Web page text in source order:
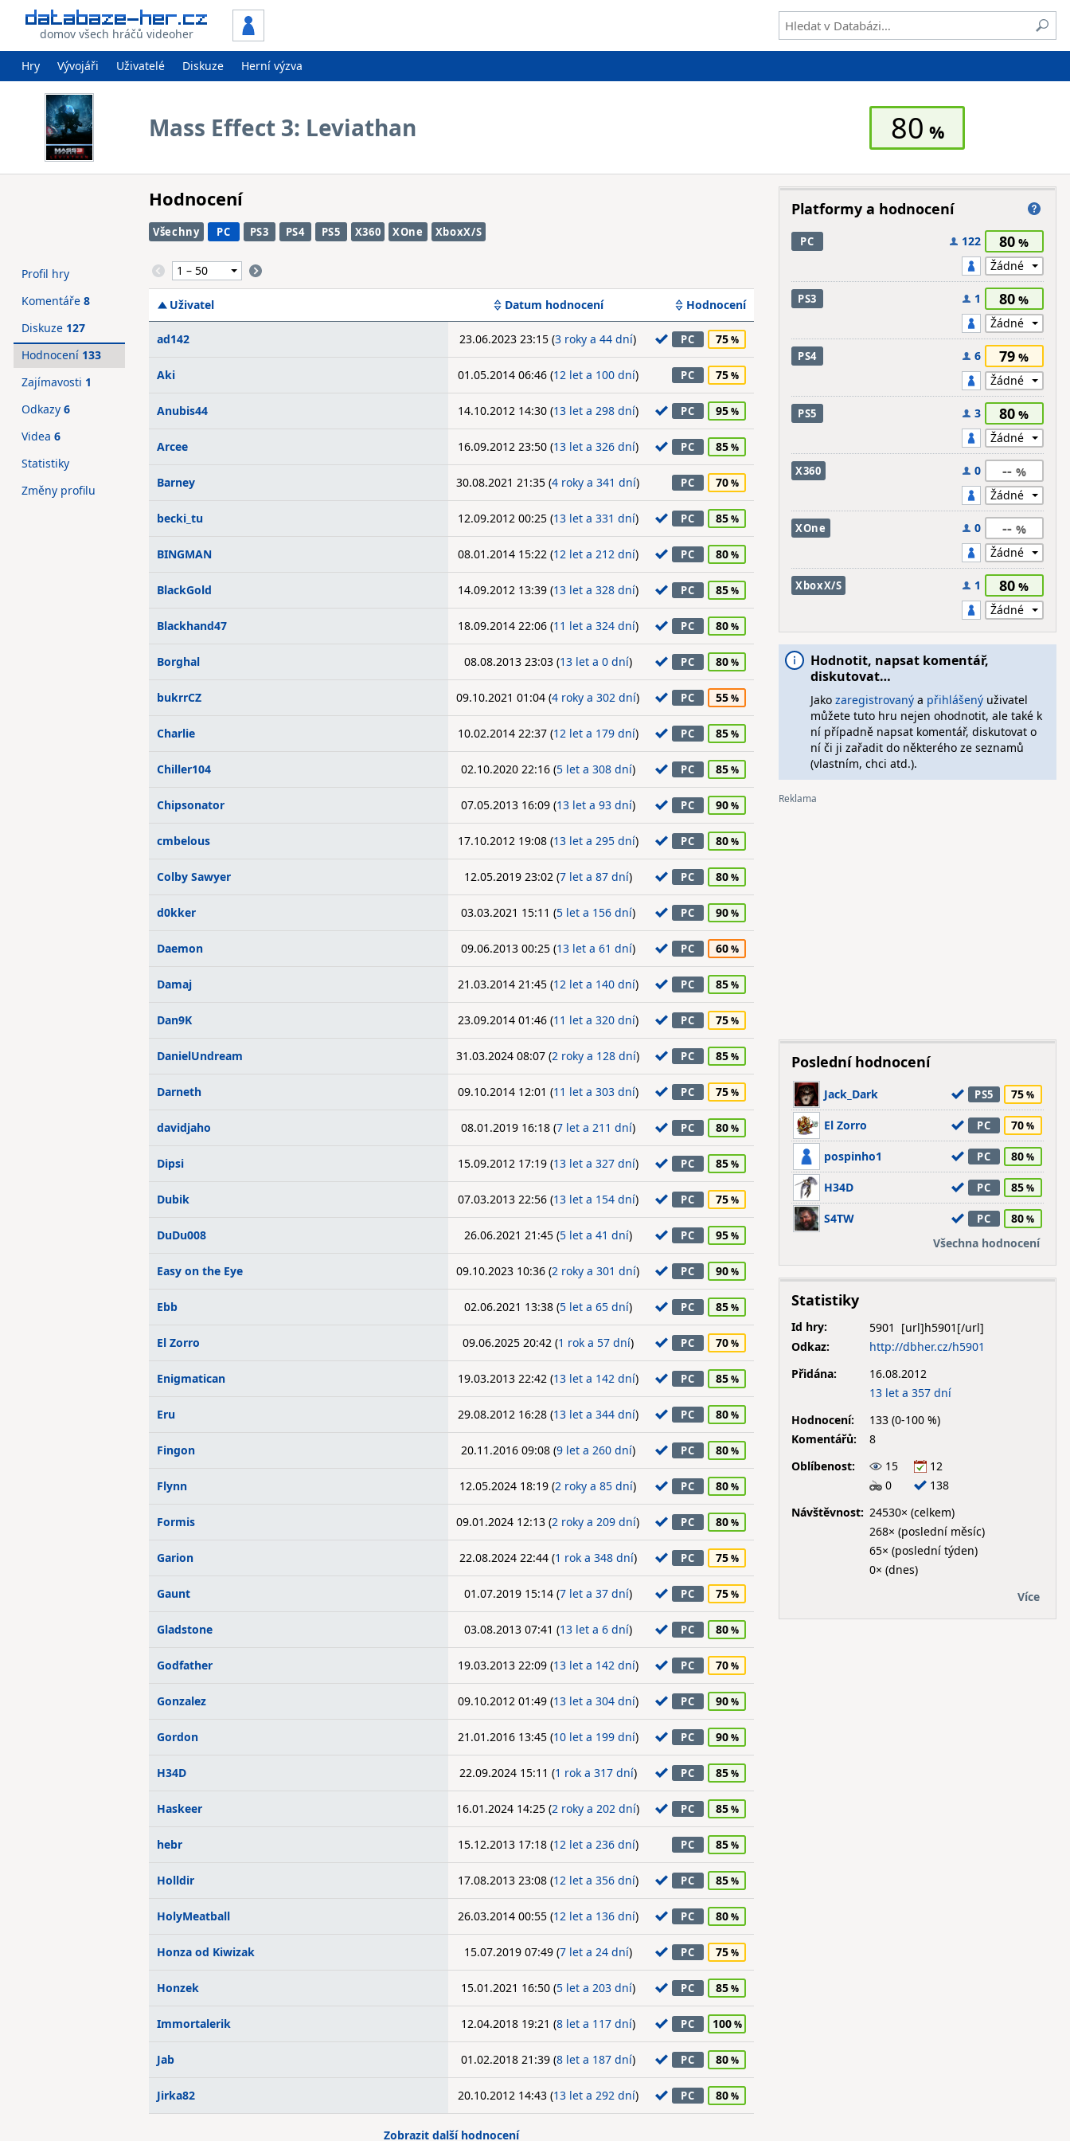
domov všech hráčů videoher
Hry Vývojáři Uživatelé Diskuze Herní výzva
Mass Effect 3: Leviathan 80
Hodnocení
Všechny PC PS3 PS4 PS5 X360 XOne XboxX/S
Uživatel Datum hodnocení Hodnocení
ad142 23.06.2023 23:15 (3 roky a 44 dní) PC 75
Aki 01.05.2014 06:46 (12 let a 100 dní) PC 75
Anubis44 14.10.2012 14:30 (13 let a 298 dní) PC 95
Arcee 16.09.2012 23:50 (13 let a 326 dní) PC 85
Barney 30.08.2021 21:35 (4 roky a 341 dní) PC 70
becki_tu 12.09.2012 00:25 (13 let a 331 dní) PC 85
BINGMAN 08.01.2014 15:22 (12 let a 212 dní) PC 80
BlackGold 14.09.2012 13:39 (13 let a 328 dní) PC 85
Blackhand47 18.09.2014 22:06 (11 let a 324 dní) PC 80
Borghal 08.08.2013 23:03 (13 let a 0 dní) PC 80
bukrrCZ 09.10.2021 01:04 (4 roky a 302 dní) PC 55
Charlie 10.02.2014 22:37 (12 let a 179 dní) PC 85
Chiller104 02.10.2020 22:16 (5 let a 308 dní) PC 85
Chipsonator 07.05.2013 16:09 (13 let a 93 dní) PC 90
cmbelous 17.10.2012 19:08 (13 let a 295 dní) PC 80
Colby Sawyer 12.05.2019 23:02 (7 let a 87 dní) PC 80
d0kker 03.03.2021 15:11 (5 let a 156 dní) PC 90
Daemon 09.06.2013 00:25 (13 let a 61 dní) PC 60
Damaj 21.03.2014 21:45 (12 let a 140 dní) PC 85
Dan9K 23.09.2014 01:46 (11 let a 320 dní) PC 75
DanielUndream 31.03.2024 08:07 (2 roky a 128 dní) PC 85
Darneth 09.10.2014 12:01 (11 let a 303 dní) PC 75
davidjaho 08.01.2019 16:18 (7 let a 211 dní) PC 80
Dipsi 15.09.2012 17:19 (13 let a 327 dní) PC 85
Dubik 07.03.2013 22:56 (13 let a 154 dní) PC 75
DuDu008 26.06.2021 21:45 (5 let a 41 dní) PC 95
Easy on the Eye 09.10.2023 10:36 (2 roky a 301 dní) PC 90
Ebb 02.06.2021 13:38 (5 let a 65 dní) PC 85
El Zorro 09.06.2025 20:42 (1 rok a 57 dní) PC 70
Enigmatican 19.03.2013 22:42 (13 let a 142 dní) PC 85
Eru 29.08.2012 16:28 (13 let a 344 dní) PC 80
Fingon 20.11.2016 09:08 (9 let a 260 dní) PC 80
Flynn 12.05.2024 18:19 (2 roky a 85 dní) PC 80
Formis 09.01.2024 12:13 (2 roky a 209 dní) PC 80
Garion 22.08.2024 22:44 (1 rok a 348 dní) PC 75
Gaunt 01.07.2019 15:14 (7 let a 37 dní) PC 75
Gladstone 03.08.2013 07:41 (13 let a 6 dní) PC 80
Godfather 19.03.2013 22:09 (13 let a 142 dní) PC 70
Gonzalez 09.10.2012 01:49 (13 let a 304 dní) PC 90
Gordon 21.01.2016 13:45 (10 let a 199 dní) PC 90
H34D 22.09.2024 15:11 (1 rok a 317 dní) PC 85
Haskeer 16.01.2024 14:25 (2 roky a 202 dní) PC 85
hebr 15.12.2013 17:18 (12 let a 236 dní) PC 85
Holldir 17.08.2013 23:08 (12 let a 356 dní) PC 85
HolyMeatball 26.03.2014 00:55 (12 let a 136 dní) PC 80
Honza od Kiwizak 15.07.2019 07:49 (7 let a 24 dní) PC 75
Honzek 15.01.2021 16:50 (5 let a 203 dní) PC 85
Immortalerik 12.04.2018 19:21 (8 let a 117 dní) PC 100
Jab 01.02.2018 21:39 (8 let a 187 dní) PC 80
Jirka82 20.10.2012 14:43 (13 let a 292 dní) PC 80
Zobrazit další hodnocení
Profil hry
Komentáře 8
Diskuze 127
Hodnocení 133
Zajímavosti 1
Odkazy 6
Videa 6
Statistiky
Změny profilu
Platformy a hodnocení
PC 122 80
PS3 1 80
PS4 6 79
PS5 3 80
X360 0 --
XOne 0 --
XboxX/S 1 80
Hodnotit, napsat komentář,
diskutovat…
Jako zaregistrovanýa přihlášenýuživatel
můžete tuto hru nejen ohodnotit, ale také k
ní případně napsat komentář, diskutovat o
ní či ji zařadit do některého ze seznamů
(vlastním, chci atd.).
Poslední hodnocení
Jack_Dark PS5 75
El Zorro PC 70
pospinho1 PC 80
H34D PC 85
S4TW PC
80
Všechna hodnocení
Statistiky
Id hry:
5901
Odkaz:
http://dbher.cz/h5901
Přidána:
16.08.2012
13 let a 357 dní
Hodnocení:
133 (0-100 %)
Komentářů:
8
Oblíbenost:
15
12
0
138
Návštěvnost: 24530× (celkem)
268× (poslední měsíc)
65× (poslední týden)
0× (dnes)
Více